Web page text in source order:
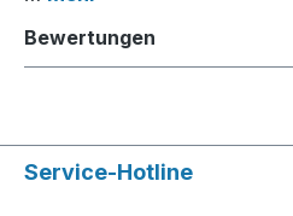
Bewertungen
Service-Hotline